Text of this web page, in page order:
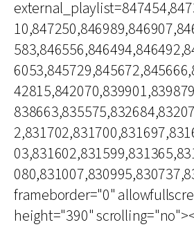
frameborder="0"
height="390"